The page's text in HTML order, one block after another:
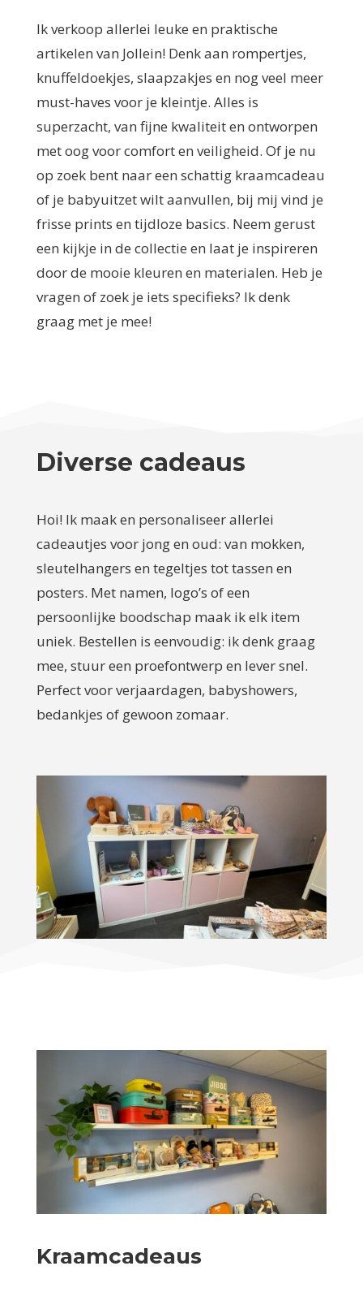
Ik verkoop allerlei leuke en praktische
artikelen van Jollein! Denk aan rompertjes,
knuffeldoekjes, slaapzakjes en nog veel meer
must-haves voor je kleintje. Alles is
superzacht, van fijne kwaliteit en ontworpen
met oog voor comfort en veiligheid. Of je nu
op zoek bent naar een schattig kraamcadeau
of je babyuitzet wilt aanvullen, bij mij vind je
frisse prints en tijdloze basics. Neem gerust
een kijkje in de collectie en laat je inspireren
door de mooie kleuren en materialen. Heb je
vragen of zoek je iets specifieks? Ik denk
graag met je mee!
Diverse cadeaus
Hoi! Ik maak en personaliseer allerlei
cadeautjes voor jong en oud: van mokken,
sleutelhangers en tegeltjes tot tassen en
posters. Met namen, logo’s of een
persoonlijke boodschap maak ik elk item
uniek. Bestellen is eenvoudig: ik denk graag
mee, stuur een proefontwerp en lever snel.
Perfect voor verjaardagen, babyshowers,
bedankjes of gewoon zomaar.
Kraamcadeaus